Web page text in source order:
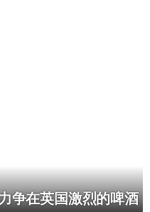
争在英国激烈的啤酒